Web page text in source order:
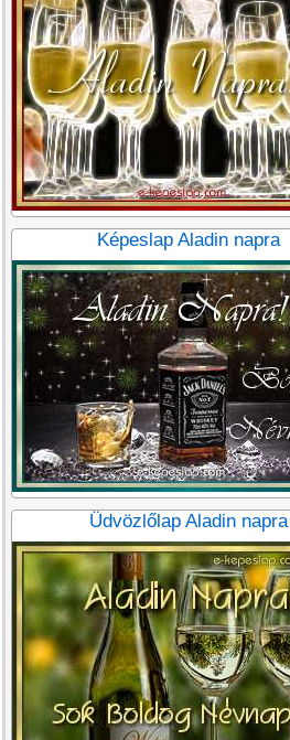
Képeslap Aladin napra
Üdvözlőlap Aladin napra